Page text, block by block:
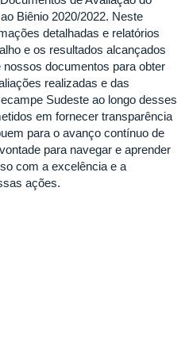
Biênio 2020/2022. Neste
detalhadas e relatórios
e os resultados alcançados
documentos para obter
realizadas e das
Sudeste ao longo desses
em fornecer transparência
para o avanço contínuo de
para navegar e aprender
com a excelência e a
ações.